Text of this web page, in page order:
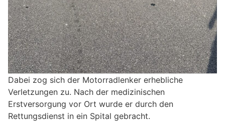
Dabei zog sich der Motorradlenker erhebliche
Verletzungen zu. Nach der medizinischen
Erstversorgung vor Ort wurde er durch den
Rettungsdienst in ein Spital gebracht.